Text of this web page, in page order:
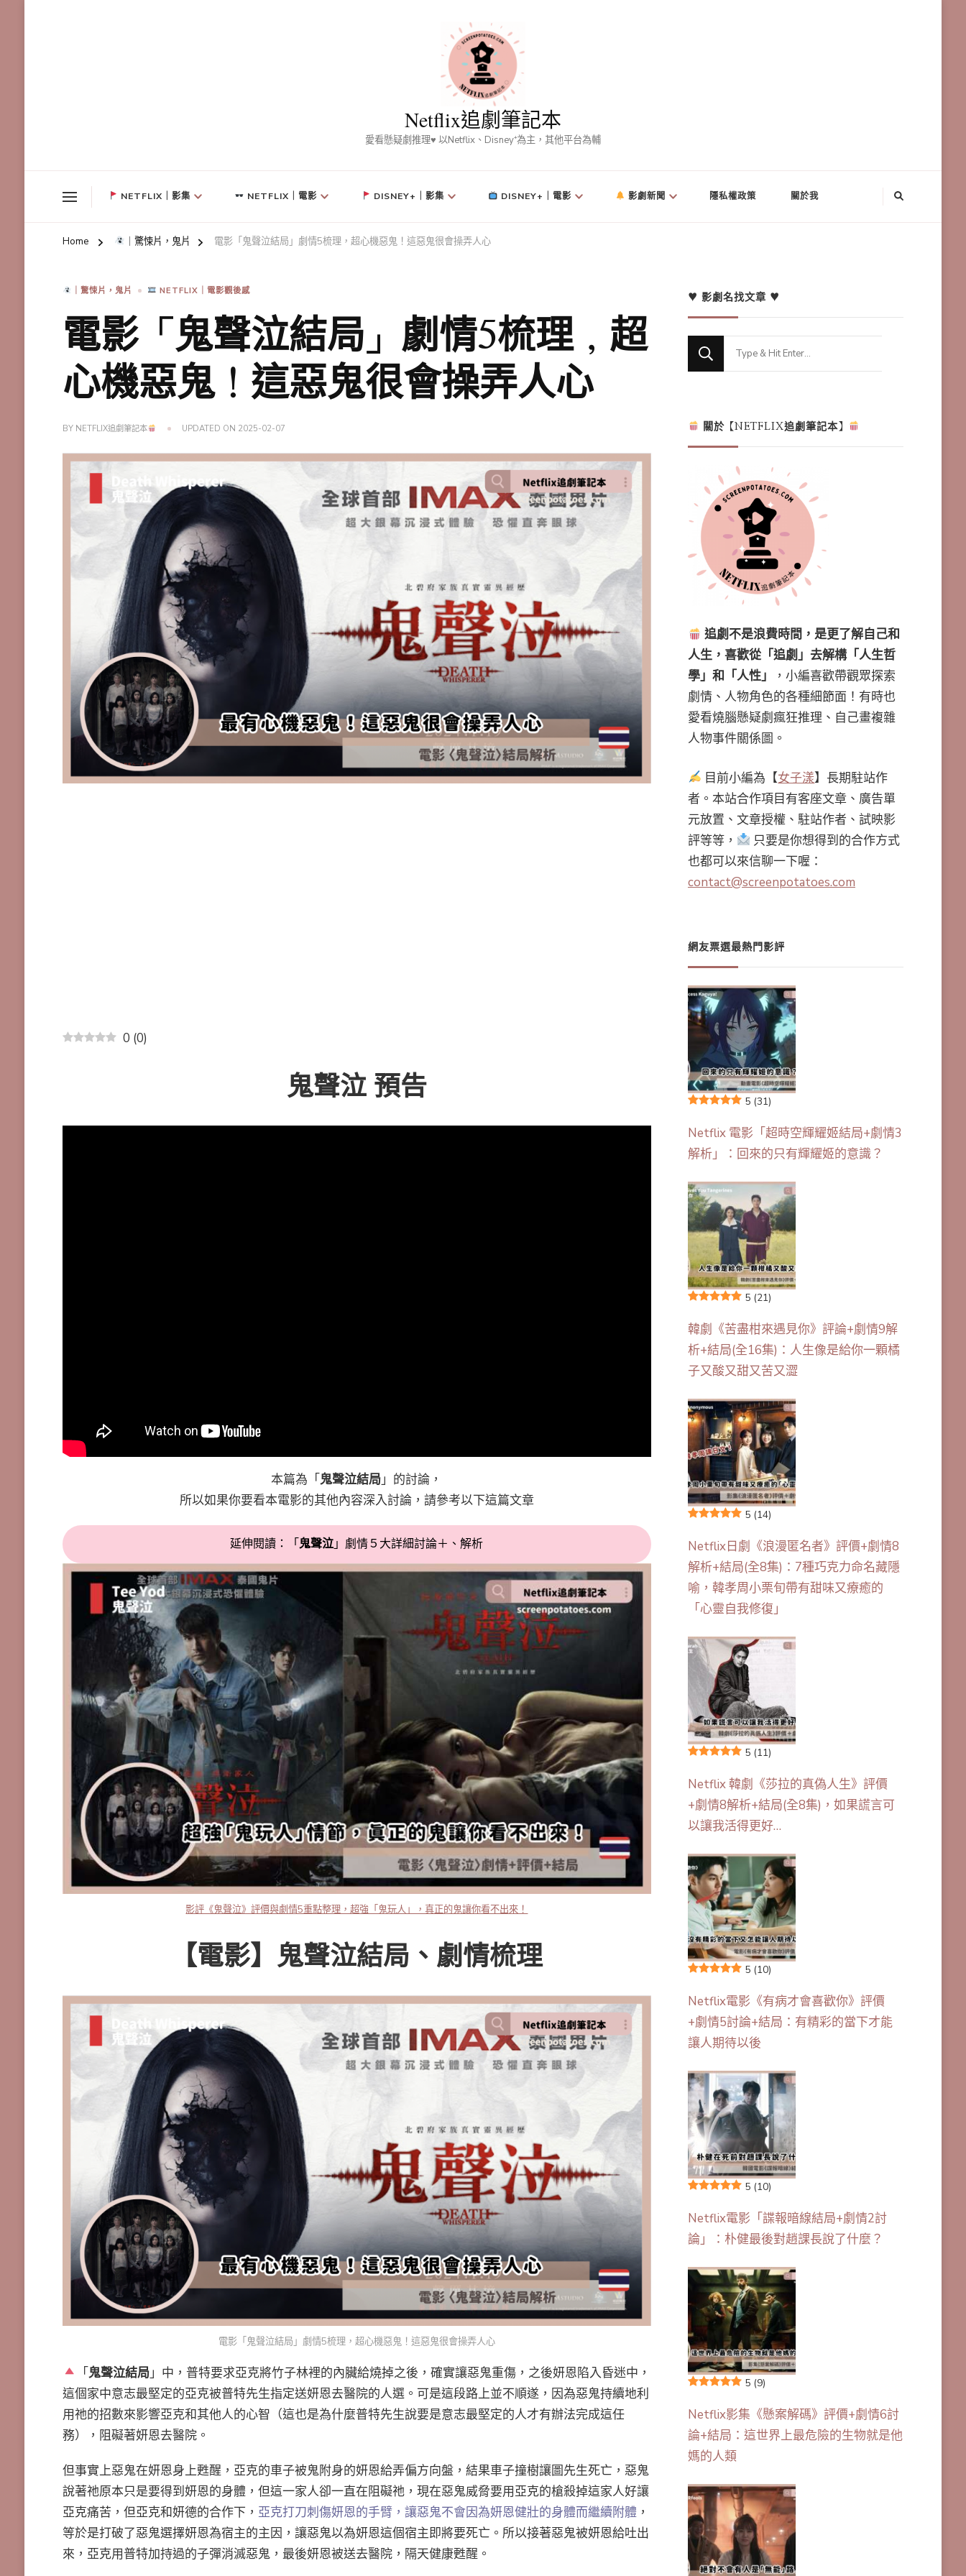
Netflix追劇筆記本
愛看懸疑劇推理♥ 以Netflix、Disney⁺為主，其他平台為輔
NETFLIX｜影集 NETFLIX｜電影 DISNEY+｜影集 DISNEY+｜電影 影劇新聞 隱私權政策 關於我
Home ｜驚悚片，鬼片 電影「鬼聲泣結局」劇情5梳理，超心機惡鬼！這惡鬼很會操弄人心
｜驚悚片，鬼片 NETFLIX｜電影觀後感
電影「鬼聲泣結局」劇情5梳理，超
心機惡鬼！這惡鬼很會操弄人心
BY NETFLIX追劇筆記本 UPDATED ON 2025-02-07
0 (0)
鬼聲泣 預告
本篇為「鬼聲泣結局」的討論，
所以如果你要看本電影的其他內容深入討論，請參考以下這篇文章
延伸閱讀：「鬼聲泣」劇情５大詳細討論＋、解析
影評《鬼聲泣》評價與劇情5重點整理，超強「鬼玩人」，真正的鬼讓你看不出來！
【電影】鬼聲泣結局、劇情梳理
電影「鬼聲泣結局」劇情5梳理，超心機惡鬼！這惡鬼很會操弄人心
「鬼聲泣結局」中，普特要求亞克將竹子林裡的內臟給燒掉之後，確實讓惡鬼重傷，之後妍恩陷入昏迷中，
這個家中意志最堅定的亞克被普特先生指定送妍恩去醫院的人選。可是這段路上並不順遂，因為惡鬼持續地利
用祂的招數來影響亞克和其他人的心智（這也是為什麼普特先生說要是意志最堅定的人才有辦法完成這任
務），阻礙著妍恩去醫院。
但事實上惡鬼在妍恩身上甦醒，亞克的車子被鬼附身的妍恩給弄偏方向盤，結果車子撞樹讓圖先生死亡，惡鬼
說著祂原本只是要得到妍恩的身體，但這一家人卻一直在阻礙祂，現在惡鬼威脅要用亞克的槍殺掉這家人好讓
亞克痛苦，但亞克和妍德的合作下， 亞克打刀刺傷妍恩的手臂，讓惡鬼不會因為妍恩健壯的身體而繼續附體 ，
等於是打破了惡鬼選擇妍恩為宿主的主因，讓惡鬼以為妍恩這個宿主即將要死亡。所以接著惡鬼被妍恩給吐出
來，亞克用普特加持過的子彈消滅惡鬼，最後妍恩被送去醫院，隔天健康甦醒。
♥ 影劇名找文章 ♥
Looking
關於【NETFLIX追劇筆記本】
追劇不是浪費時間，是更了解自己和
人生，喜歡從「追劇」去解構「人生哲
學」和「人性」
，小編喜歡帶觀眾探索
劇情、人物角色的各種細節面！有時也
愛看燒腦懸疑劇瘋狂推理、自己畫複雜
人物事件關係圖。
目前小編為【女子漾】長期駐站作
者。本站合作項目有客座文章、廣告單
元放置、文章授權、駐站作者、試映影
評等等，
只要是你想得到的合作方式
也都可以來信聊一下喔：
contact@screenpotatoes.com
網友票選最熱門影評
5 (31)
Netflix 電影「超時空輝耀姬結局+劇情3
解析」：回來的只有輝耀姬的意識？
5 (21)
韓劇《苦盡柑來遇見你》評論+劇情9解
析+結局(全16集)：人生像是給你一顆橘
子又酸又甜又苦又澀
5 (14)
Netflix日劇《浪漫匿名者》評價+劇情8
解析+結局(全8集)：7種巧克力命名藏隱
喻，韓孝周小栗旬帶有甜味又療癒的
「心靈自我修復」
5 (11)
Netflix 韓劇《莎拉的真偽人生》評價
+劇情8解析+結局(全8集)，如果謊言可
以讓我活得更好…
5 (10)
Netflix電影《有病才會喜歡你》評價
+劇情5討論+結局：有精彩的當下才能
讓人期待以後
5 (10)
Netflix電影「諜報暗線結局+劇情2討
論」：朴健最後對趙課長說了什麼？
5 (9)
Netflix影集《懸案解碼》評價+劇情6討
論+結局：這世界上最危險的生物就是他
媽的人類